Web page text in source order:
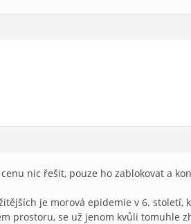
nic řešit, pouze ho zablokovat a
je morová epidemie v 6. století,
prostoru, se už jenom kvůli tomuhle